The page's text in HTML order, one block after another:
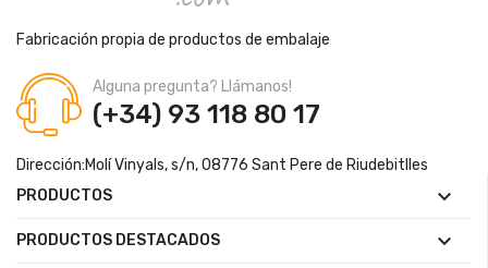
Fabricación propia de productos de embalaje
Alguna pregunta? Llámanos!
(+34) 93 118 80 17
Dirección:Molí Vinyals, s/n, 08776 Sant Pere de Riudebitlles
PRODUCTOS

PRODUCTOS DESTACADOS 